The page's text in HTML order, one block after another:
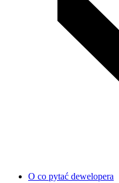
O co pytać dewelopera